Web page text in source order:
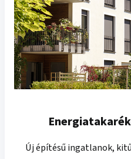
Új építésű ingatlanok,